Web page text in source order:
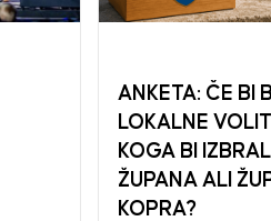
ANKETA: ČE BI
LOKALNE
KOGA BI
ŽUPANA ALI
KOPRA?